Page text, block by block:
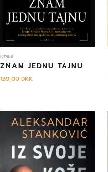
KRIMI
ZNAM JEDNU TAJNU
139,00 DKK